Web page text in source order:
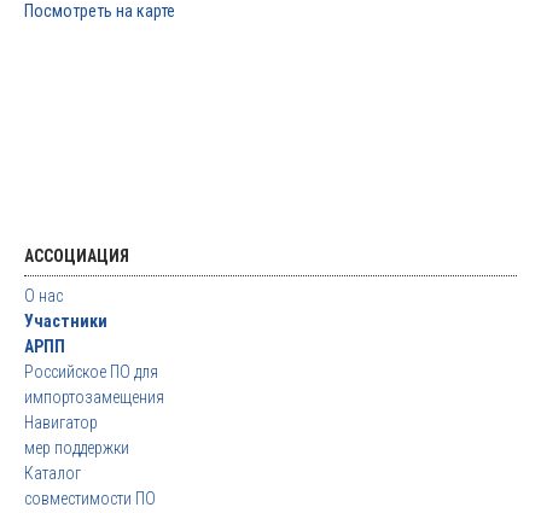
Посмотреть на карте
АССОЦИАЦИЯ
О нас
Участники
АРПП
Российское ПО для
импортозамещения
Навигатор
мер поддержки
Каталог
совместимости ПО